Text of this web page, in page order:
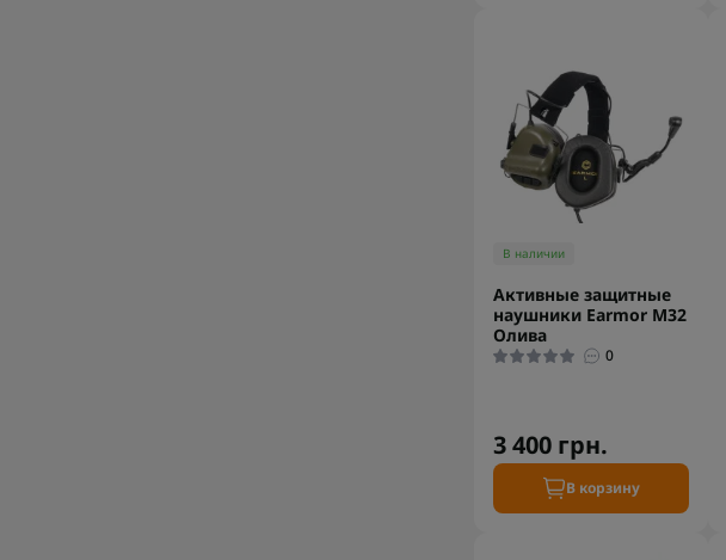
В наличии
Активные защитные
наушники Earmor M32
Олива
0
3 400 грн.
В корзину